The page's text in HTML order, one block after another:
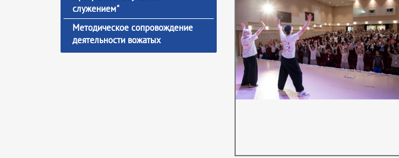
служением"
Методическое сопровождение
деятельности вожатых